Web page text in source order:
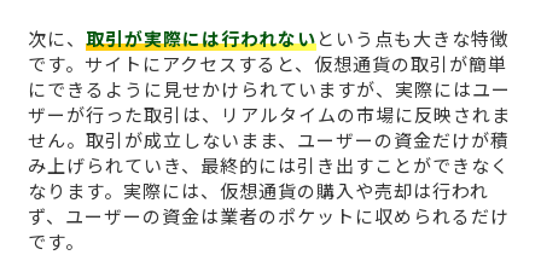
次に、 取引が実際には行われないという点も大きな特徴
です。サイトにアクセスすると、仮想通貨の取引が簡単
にできるように見せかけられていますが、実際にはユー
ザーが行った取引は、リアルタイムの市場に反映されま
せん。取引が成立しないまま、ユーザーの資金だけが積
み上げられていき、最終的には引き出すことができなく
なります。実際には、仮想通貨の購入や売却は行われ
ず、ユーザーの資金は業者のポケットに収められるだけ
です。